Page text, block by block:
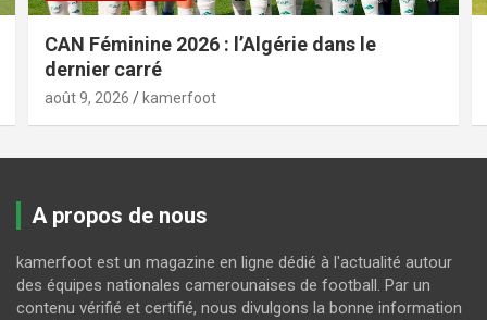
CAN Féminine 2026 : l’Algérie dans le
dernier carré
août 9, 2026 kamerfoot
A propos de nous
kamerfoot est un magazine en ligne dédié à l'actualité autour
des équipes nationales camerounaises de football. Par un
contenu vérifié et certifié, nous divulgons la bonne information